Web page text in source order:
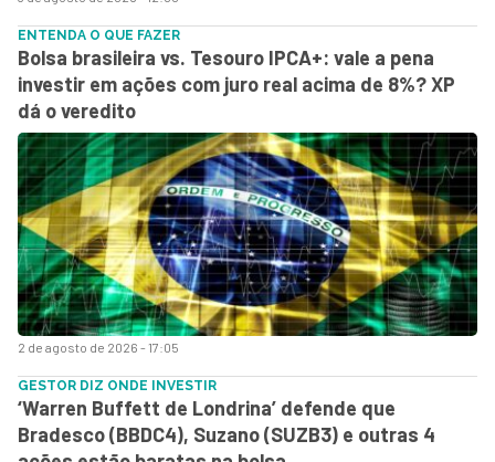
2 de agosto de 2026 - 17:05
ENTENDA O QUE FAZER
Bolsa brasileira vs. Tesouro IPCA+: vale a pena
investir em ações com juro real acima de 8%? XP
dá o veredito
GESTOR DIZ ONDE INVESTIR
‘Warren Buffett de Londrina’ defende que
Bradesco (BBDC4), Suzano (SUZB3) e outras 4